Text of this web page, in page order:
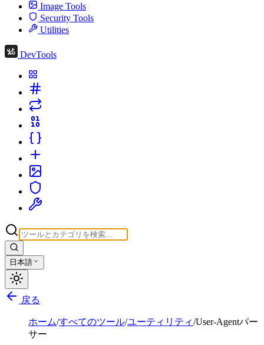
Image Tools
Security Tools
Utilities
DevTools
日本語
戻る
ホーム/すべてのツール/ユーティリティ/User-Agentパー
サー